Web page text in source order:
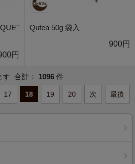
円
Qutea 50g 袋入
900円
す 合計： 1096 件
17 18 19 20 次 最後